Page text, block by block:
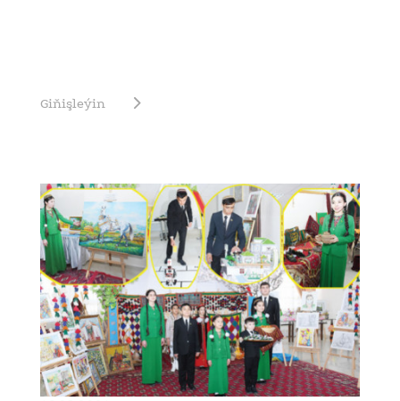
Giňişleýin